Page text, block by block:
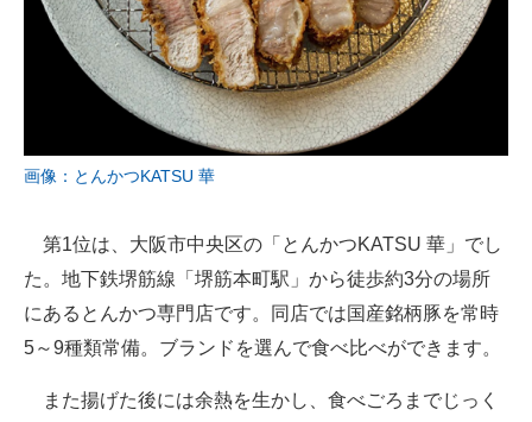
画像：とんかつKATSU 華
第1位は、大阪市中央区の「とんかつKATSU 華」でし
た。地下鉄堺筋線「堺筋本町駅」から徒歩約3分の場所
にあるとんかつ専門店です。同店では国産銘柄豚を常時
5～9種類常備。ブランドを選んで食べ比べができます。
また揚げた後には余熱を生かし、食べごろまでじっく